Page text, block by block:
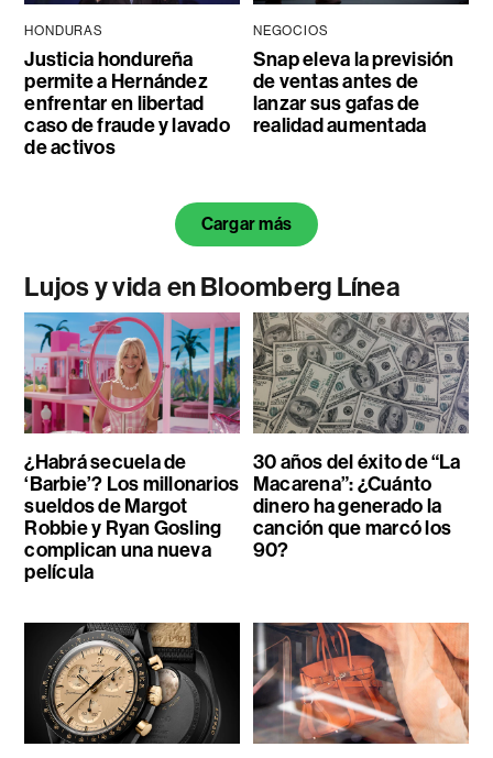
HONDURAS
Justicia hondureña
permite a Hernández
enfrentar en libertad
caso de fraude y lavado
de activos
NEGOCIOS
Snap eleva la previsión
de ventas antes de
lanzar sus gafas de
realidad aumentada
Cargar más
Lujos y vida en Bloomberg Línea
¿Habrá secuela de
‘Barbie’? Los millonarios
sueldos de Margot
Robbie y Ryan Gosling
complican una nueva
película
30 años del éxito de “La
Macarena”: ¿Cuánto
dinero ha generado la
canción que marcó los
90?